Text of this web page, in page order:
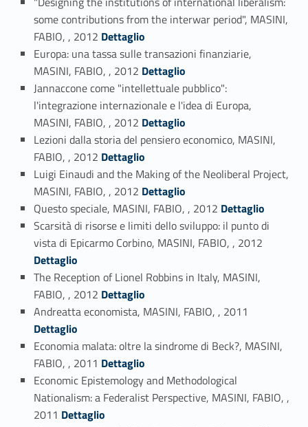
some contributions from the interwar period", MASINI,
FABIO, , 2012 Link identifier #identifier_person_123931-42
Dettaglio
Europa: una tassa sulle transazioni finanziarie,
MASINI, FABIO, , 2012 Link identifier #identifier_person_198268-43
Dettaglio
Jannaccone come "intellettuale pubblico":
l'integrazione internazionale e l'idea di Europa,
MASINI, FABIO, , 2012 Link identifier #identifier_person_40794-44
Dettaglio
Lezioni dalla storia del pensiero economico, MASINI,
FABIO, , 2012 Link identifier #identifier_person_121250-45
Dettaglio
Luigi Einaudi and the Making of the Neoliberal Project,
MASINI, FABIO, , 2012 Link identifier #identifier_person_35723-46
Dettaglio
Questo speciale, MASINI, FABIO, , 2012 Link identifier #identifier_person_133398-47
Dettaglio
Scarsità di risorse e limiti dello sviluppo: il punto di
vista di Epicarmo Corbino, MASINI, FABIO, , 2012
Dettaglio
The Reception of Lionel Robbins in Italy, MASINI,
FABIO, , 2012 Link identifier #identifier_person_38291-49
Dettaglio
Andreatta economista, MASINI, FABIO, , 2011
Dettaglio
Economia malata: oltre la sindrome di Beck?, MASINI,
FABIO, , 2011 Link identifier #identifier_person_195628-51
Dettaglio
Economic Epistemology and Methodological
Nationalism: a Federalist Perspective, MASINI, FABIO, ,
2011 Link identifier #identifier_person_39122-52
Dettaglio